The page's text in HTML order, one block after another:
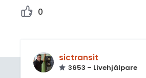
0
sictransit
3653 – Livehjälpare